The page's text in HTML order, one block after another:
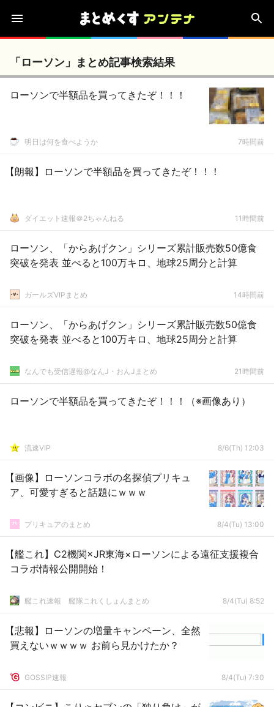
「ローソン」まとめ記事検索結果
ローソンで半額品を買ってきたぞ！！！
明日は何を食べようか 7時間前
【朗報】ローソンで半額品を買ってきたぞ！！！
ダイエット速報＠2ちゃんねる 11時間前
ローソン、「からあげクン」シリーズ累計販売数50億食
突破を発表 並べると100万キロ、地球25周分と計算
ガールズVIPまとめ 14時間前
ローソン、「からあげクン」シリーズ累計販売数50億食
突破を発表 並べると100万キロ、地球25周分と計算
なんでも受信遅報@なんJ・おんJまとめ 21時間前
ローソンで半額品を買ってきたぞ！！！（※画像あり）
流速VIP 8/6(Th) 12:03
【画像】ローソンコラボの名探偵プリキュ
ア、可愛すぎると話題にｗｗｗ
プリキュアのまとめ 8/4(Tu) 13:00
【艦これ】C2機関×JR東海×ローソンによる遠征支援複合
コラボ情報公開開始！
艦これ速報 艦隊これくしょんまとめ 8/4(Tu) 8:52
【悲報】ローソンの増量キャンペーン、全然
買えないｗｗｗｗ お前ら見かけたか？
GOSSIP速報 8/4(Tu) 7:30